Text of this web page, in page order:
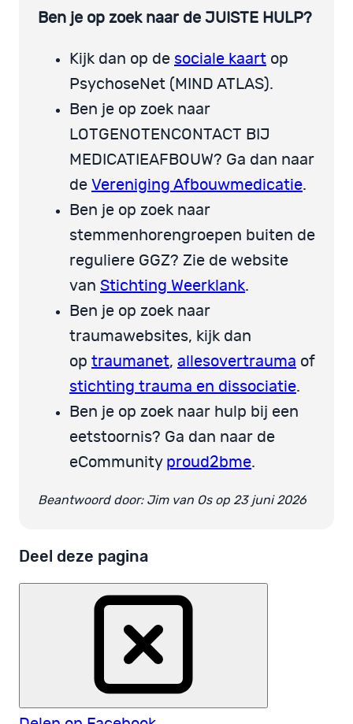
Ben je op zoek naar de JUISTE HULP?
Kijk dan op de sociale kaart op
PsychoseNet (MIND ATLAS).
Ben je op zoek naar
LOTGENOTENCONTACT BIJ
MEDICATIEAFBOUW? Ga dan naar
de Vereniging Afbouwmedicatie.
Ben je op zoek naar
stemmenhorengroepen buiten de
reguliere GGZ? Zie de website
van Stichting Weerklank.
Ben je op zoek naar
traumawebsites, kijk dan
op traumanet, allesovertrauma of
stichting trauma en dissociatie.
Ben je op zoek naar hulp bij een
eetstoornis? Ga dan naar de
eCommunity proud2bme.
Beantwoord door: Jim van Os op 23 juni 2026
Deel deze pagina